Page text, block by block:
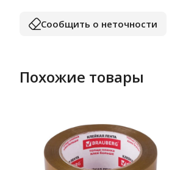
Сообщить о неточности
Похожие товары